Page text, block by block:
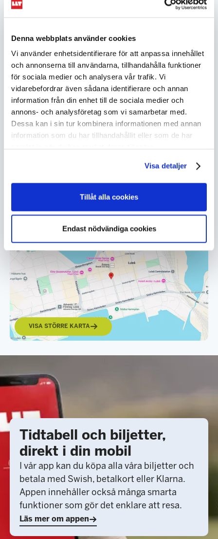
Denna webbplats använder cookies
Vi använder enhetsidentifierare för att anpassa innehållet
och annonserna till användarna, tillhandahålla funktioner
för sociala medier och analysera vår trafik. Vi
vidarebefordrar även sådana identifierare och annan
information från din enhet till de sociala medier och
annons- och analysföretag som vi samarbetar med.
Dessa kan i sin tur kombinera informationen med annan
information som du har tillhandahållit eller som de har
Visa detaljer
Tillåt alla cookies
Endast nödvändiga cookies
Fredag den 21 augusti inför LLT ett nytt
med fler linjer och nya färdvägar.
Kontakta oss
0771-99 00 00
Skriv till oss
VISA STÖRRE KARTA
Tidtabell och biljetter,
direkt i din mobil
I vår app kan du köpa alla våra biljetter och
betala med Swish, betalkort eller Klarna.
Appen innehåller också många smarta
funktioner som gör det enklare att resa.
Läs mer om appen